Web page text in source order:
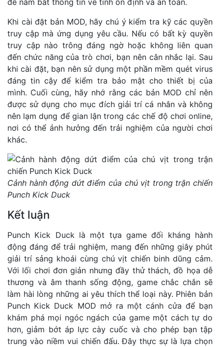
Khi cài đặt bản MOD, hãy chú ý kiểm tra kỹ các quyền
truy cập mà ứng dụng yêu cầu. Nếu có bất kỳ quyền
truy cập nào trông đáng ngờ hoặc không liên quan
đến chức năng của trò chơi, bạn nên cân nhắc lại. Sau
khi cài đặt, bạn nên sử dụng một phần mềm quét virus
đáng tin cậy để kiểm tra bảo mật cho thiết bị của
mình. Cuối cùng, hãy nhớ rằng các bản MOD chỉ nên
được sử dụng cho mục đích giải trí cá nhân và không
nên lạm dụng để gian lận trong các chế độ chơi online,
nơi có thể ảnh hưởng đến trải nghiệm của người chơi
khác.
Cảnh hành động dứt điểm của chú vịt trong trận chiến
Punch Kick Duck
Kết luận
Punch Kick Duck là một tựa game đối kháng hành
động đáng để trải nghiệm, mang đến những giây phút
giải trí sảng khoái cùng chú vịt chiến binh dũng cảm.
Với lối chơi đơn giản nhưng đầy thử thách, đồ họa dễ
thương và âm thanh sống động, game chắc chắn sẽ
làm hài lòng những ai yêu thích thể loại này. Phiên bản
Punch Kick Duck MOD mở ra một cánh cửa để bạn
khám phá mọi ngóc ngách của game một cách tự do
hơn, giảm bớt áp lực cày cuốc và cho phép bạn tập
trung vào niềm vui chiến đấu. Đây thực sự là lựa chọn